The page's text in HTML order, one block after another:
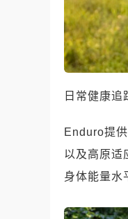
日常健康追
Enduro提
以及高原适
身体能量水